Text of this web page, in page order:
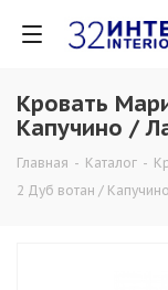
Кровать
Капучино /
Главная - Каталог -
2 Дуб вотан /